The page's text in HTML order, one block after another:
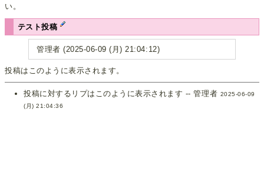
い。
テスト投稿
管理者 (2025-06-09 (月) 21:04:12)
投稿はこのように表示されます。
投稿に対するリプはこのように表示されます -- 管理者 2025-06-09
(月) 21:04:36